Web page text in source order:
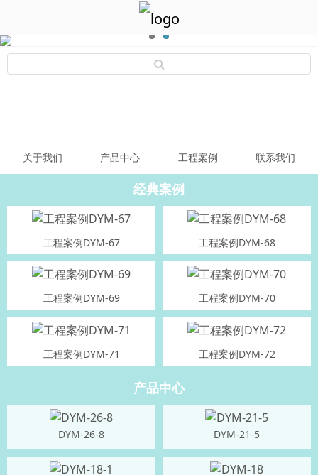
关于我们 产品中心 工程案例 联系我们
经典案例
工程案例DYM-67 工程案例DYM-68
工程案例DYM-69 工程案例DYM-70
工程案例DYM-71 工程案例DYM-72
产品中心
DYM-26-8 DYM-21-5